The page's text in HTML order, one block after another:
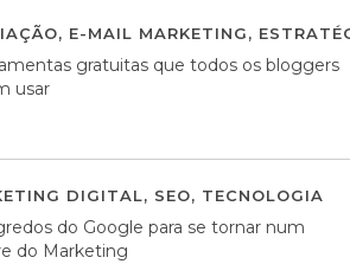
, E-MAIL MARKETING,
gratuitas que todos os bloggers
usar
DIGITAL, SEO, TECNOLOGIA
do Google para se tornar num
do Marketing